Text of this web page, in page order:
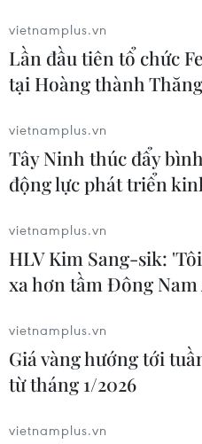
Phòng vươn ra biển lớn
12/05/2018 14:26
Tối 12/5, Lễ hội Hoa
đề "Hải Phòng vươn ra biển
trường Nhà hát thành phố
khoảng 3.000 đại biểu.
vietnamplus.vn
Lần đầu tiên tổ chức
tại Hoàng thành
vietnamplus.vn
Tây Ninh thúc đẩy
động lực phát triển
vietnamplus.vn
HLV Kim Sang-sik:
xa hơn tầm Đông Nam
vietnamplus.vn
Giá vàng hướng tới
từ tháng 1/2026
vietnamplus.vn